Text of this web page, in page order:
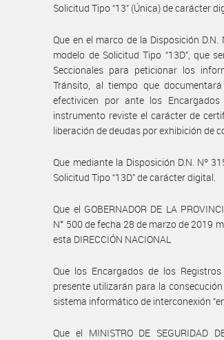
Solicitud Tipo “13” (Única) de carácter
Que en el marco de la Disposición
modelo de Solicitud Tipo “13D”, que
Seccionales para peticionar los
Tránsito, al tiempo que
efectivicen por ante los Encargados
instrumento reviste el carácter de
liberación de deudas por exhibición de
Que mediante la Disposición D.N. Nº
Solicitud Tipo “13D” de carácter digital.
Que el GOBERNADOR DE LA
N° 500 de fecha 28 de marzo de 2019
esta DIRECCIÓN NACIONAL
Que los Encargados de los
presente utilizarán para la
sistema informático de interconexión
Que el MINISTRO DE SEGURIDAD